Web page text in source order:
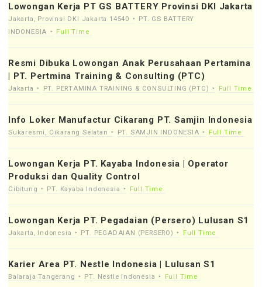
Lowongan Kerja PT GS BATTERY Provinsi DKI Jakarta
Jakarta, Provinsi DKI Jakarta 14540
PT. GS BATTERY
INDONESIA
Full Time
Resmi Dibuka Lowongan Anak Perusahaan Pertamina
| PT. Pertmina Training & Consulting (PTC)
Jakarta PT. PERTAMINA TRAINING & CONSULTING (PTC) Full Time
Info Loker Manufactur Cikarang PT. Samjin Indonesia
Sukaresmi, Cikarang Selatan PT. SAMJIN INDONESIA Full Time
Lowongan Kerja PT. Kayaba Indonesia | Operator
Produksi dan Quality Control
Cibitung PT. Kayaba Indonesia Full Time
Lowongan Kerja PT. Pegadaian (Persero) Lulusan S1
Jakarta, Indonesia PT. PEGADAIAN (PERSERO) Full Time
Karier Area PT. Nestle Indonesia | Lulusan S1
Balaraja Tangerang PT. Nestle Indonesia Full Time